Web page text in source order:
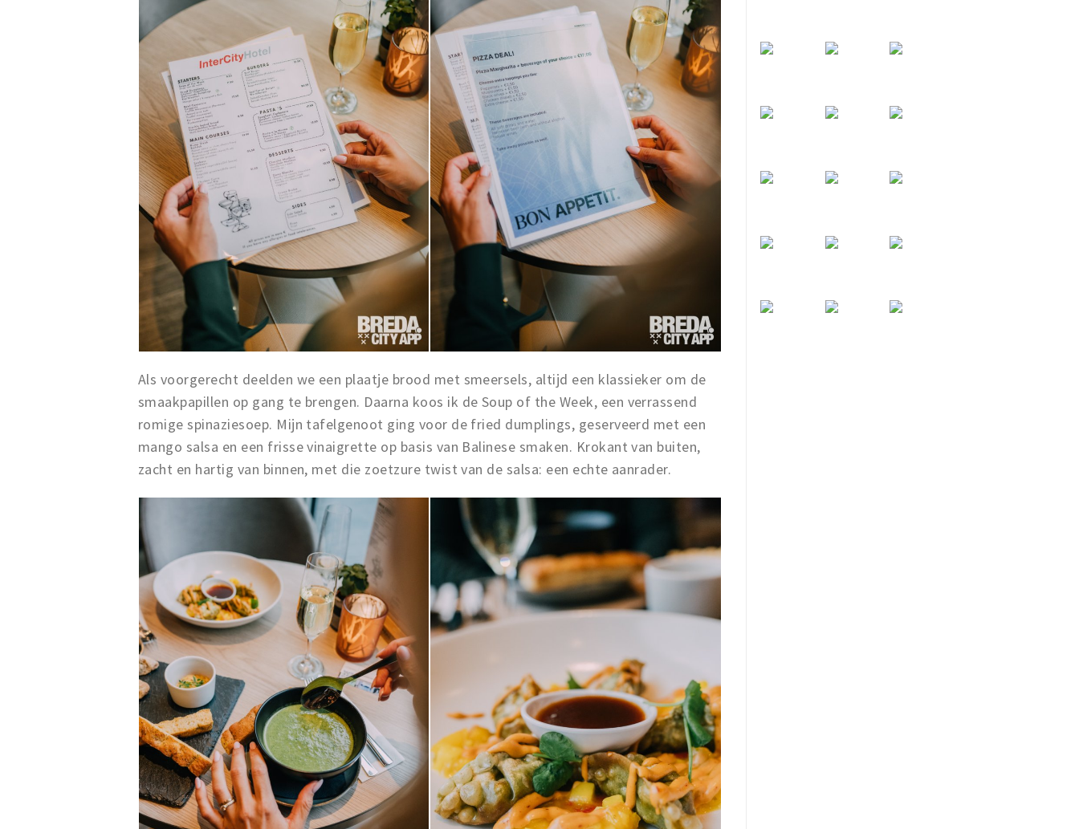
Als voorgerecht deelden we een plaatje brood met smeersels, altijd een klassieker om de
smaakpapillen op gang te brengen. Daarna koos ik de Soup of the Week, een verrassend
romige spinaziesoep. Mijn tafelgenoot ging voor de fried dumplings, geserveerd met een
mango salsa en een frisse vinaigrette op basis van Balinese smaken. Krokant van buiten,
zacht en hartig van binnen, met die zoetzure twist van de salsa: een echte aanrader.